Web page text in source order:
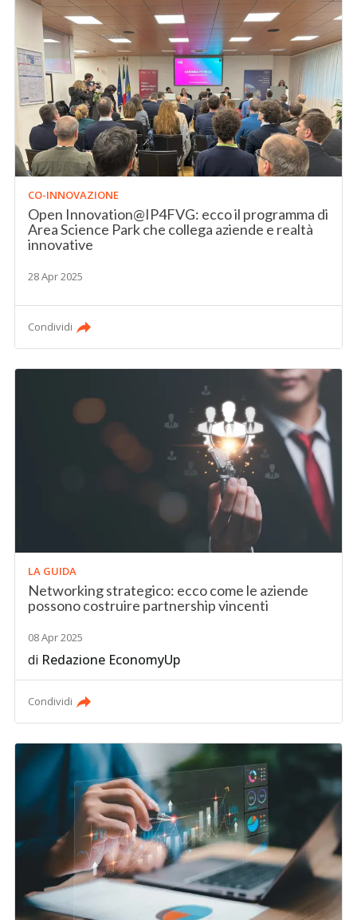
CO-INNOVAZIONE
Open Innovation@IP4FVG: ecco il programma di
Area Science Park che collega aziende e realtà
innovative
28 Apr 2025
Condividi
LA GUIDA
Networking strategico: ecco come le aziende
possono costruire partnership vincenti
08 Apr 2025
di Redazione EconomyUp
Condividi